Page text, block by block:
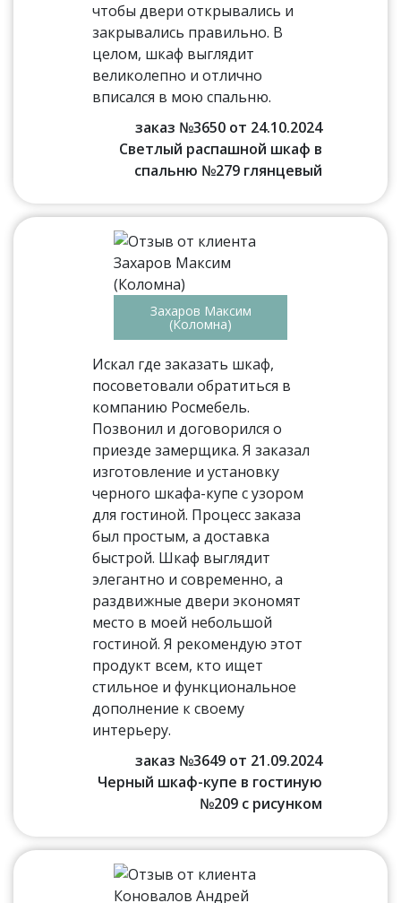
чтобы двери открывались и
закрывались правильно. В
целом, шкаф выглядит
великолепно и отлично
вписался в мою спальню.
заказ №3650 от 24.10.2024
Светлый распашной шкаф в
спальню №279 глянцевый
Захаров Максим
(Коломна)
Искал где заказать шкаф,
посоветовали обратиться в
компанию Росмебель.
Позвонил и договорился о
приезде замерщика. Я заказал
изготовление и установку
черного шкафа-купе с узором
для гостиной. Процесс заказа
был простым, а доставка
быстрой. Шкаф выглядит
элегантно и современно, а
раздвижные двери экономят
место в моей небольшой
гостиной. Я рекомендую этот
продукт всем, кто ищет
стильное и функциональное
дополнение к своему
интерьеру.
заказ №3649 от 21.09.2024
Черный шкаф-купе в гостиную
№209 с рисунком